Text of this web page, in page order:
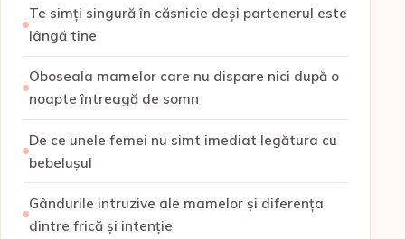
Te simți singură în căsnicie deși partenerul este
lângă tine
Oboseala mamelor care nu dispare nici după o
noapte întreagă de somn
De ce unele femei nu simt imediat legătura cu
bebelușul
Gândurile intruzive ale mamelor și diferența
dintre frică și intenție